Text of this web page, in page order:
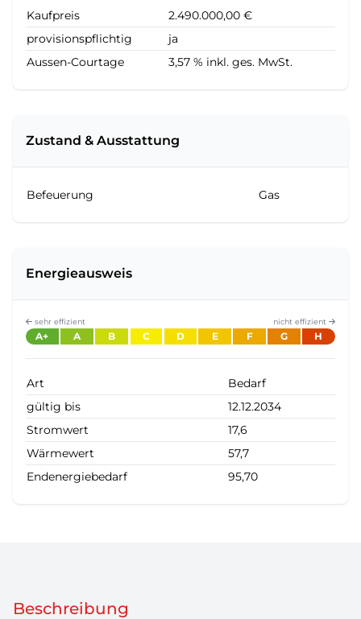
Kaufpreis
2.490.000,00 €
provisionspflichtig
ja
Aussen-Courtage
3,57 % inkl. ges. MwSt.
Zustand & Ausstattung
Befeuerung Gas
Energieausweis
sehr effizient nicht effizient
A+ A B C D E F G H
Art
Bedarf
gültig bis
12.12.2034
Stromwert
17,6
Wärmewert
57,7
Endenergiebedarf
95,70
Beschreibung